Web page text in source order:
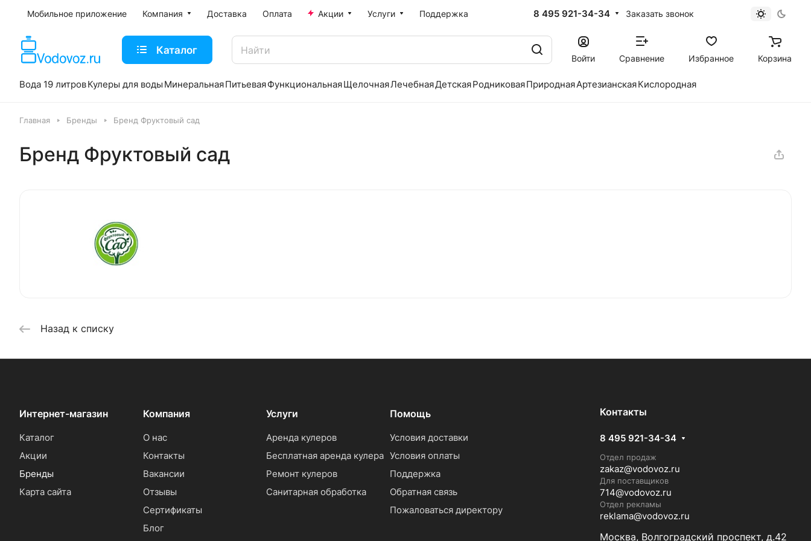
Мобильное приложение Компания Доставка Оплата Акции Услуги Поддержка 8 495 921-34-34 Заказать звонок
Каталог
Войти Сравнение Избранное Корзина
Вода 19 литровКулеры для воды МинеральнаяПитьеваяФункциональнаяЩелочнаяЛечебнаяДетскаяРодниковаяПрироднаяАртезианскаяКислородная
Главная Бренды Бренд Фруктовый сад
Бренд Фруктовый сад
Назад к списку
Интернет-магазин
Каталог
Акции
Бренды
Карта сайта
Компания
О нас
Контакты
Вакансии
Отзывы
Сертификаты
Блог
Услуги
Аренда кулеров
Бесплатная аренда кулера
Ремонт кулеров
Санитарная обработка
Помощь
Условия доставки
Условия оплаты
Поддержка
Обратная связь
Пожаловаться директору
Контакты
8 495 921-34-34
Отдел продаж
zakaz@vodovoz.ru
Для поставщиков
714@vodovoz.ru
Отдел рекламы
reklama@vodovoz.ru
Москва, Волгоградский проспект, д.42